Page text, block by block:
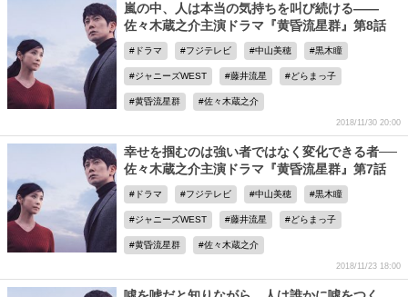
嵐の中、人は本当の気持ちを叫び続ける――
佐々木蔵之介主演ドラマ『黄昏流星群』第8話
ドラマ フジテレビ 中山美穂 黒木瞳
ジャニーズWEST 藤井流星 どらまっ子
黄昏流星群 佐々木蔵之介
2018/11/30 20:00
幸せを掴むのは強い者ではなく変化できる者──
佐々木蔵之介主演ドラマ『黄昏流星群』第7話
ドラマ フジテレビ 中山美穂 黒木瞳
ジャニーズWEST 藤井流星 どらまっ子
黄昏流星群 佐々木蔵之介
2018/11/23 18:00